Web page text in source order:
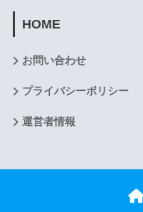
HOME
お問い合わせ
プライバシーポリシー
運営者情報